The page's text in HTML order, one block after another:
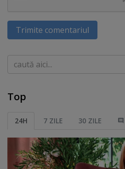
Trimite comentariul
Caută
Top
24H 7 ZILE 30 ZILE